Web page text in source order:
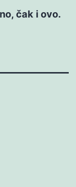
čak i ovo.